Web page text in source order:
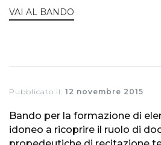
VAI AL BANDO
Pubblicato il: 12 novembre 2015
Bando per la formazione di
idoneo a ricoprire il ruolo di